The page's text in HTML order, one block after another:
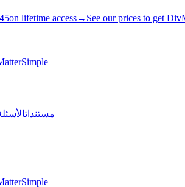
on lifetime access→ See our prices to get
Simple
مستندات
Simple